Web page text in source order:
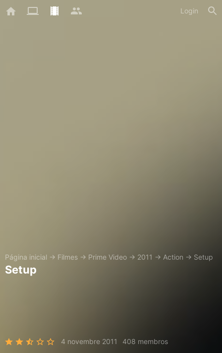
Login
Página inicial → Filmes → Prime Video → 2011 → Action → Setup
Setup
4 novembre 2011 408 membros